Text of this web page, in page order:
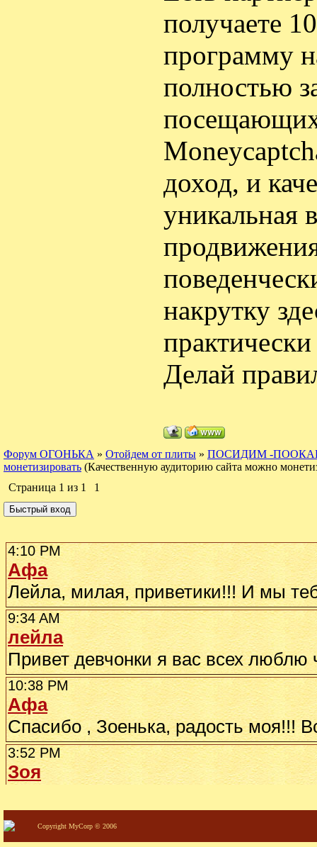
получаете
программу
полностью
посещающих
доход, и
уникальная
накрутку
Делай
Форум ОГОНЬКА » Отойдем от плиты » ПОСИДИМ -
монетизировать (Качественную аудиторию сайта можно
Страница 1 из 1 1
Copyright MyCorp © 2006